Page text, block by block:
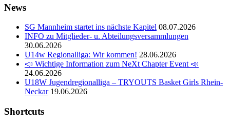
News
SG Mannheim startet ins nächste Kapitel 08.07.2026
INFO zu Mitglieder- u. Abteilungsversammlungen
30.06.2026
U14w Regionalliga: Wir kommen! 28.06.2026
📣 Wichtige Information zum NeXt Chapter Event 📣
24.06.2026
U18W Jugendregionalliga – TRYOUTS Basket Girls Rhein-
Neckar 19.06.2026
Shortcuts